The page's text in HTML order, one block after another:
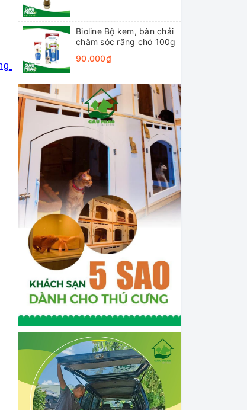
#khách_sạn_thú_cưng
Bioline Bộ kem, bàn chải
chăm sóc răng chó 100g
90.000₫